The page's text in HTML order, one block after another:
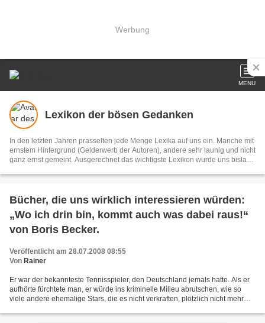
Werbung
MENU
Lexikon der bösen Gedanken
In den letzten Jahren prasselten jede Menge Lexika auf uns ein. Manche mit
ernstem Hintergrund (Gelderwerb der Autoren), andere sehr launig und nicht
ganz ernst gemeint. Ausgerechnet das wichtigste Lexikon wurde uns bislang
auszusprechen wagen. Dabei benötigten wir gerade ein solches Buch
Contenance abverlangen, obwohl wir unseren Ärger nur zu gerne
Bücher, die uns wirklich interessieren würden:
„Wo ich drin bin, kommt auch was dabei raus!“
von Boris Becker.
Veröffentlicht am 28.07.2008 08:55
Von Rainer
Er war der bekannteste Tennisspieler, den Deutschland jemals hatte. Als er
aufhörte fürchtete man, er würde ins kriminelle Milieu abrutschen, wie so
viele andere ehemalige Stars, die es nicht verkraften, plötzlich nicht mehr